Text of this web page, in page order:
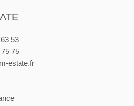
53
75
estate.fr